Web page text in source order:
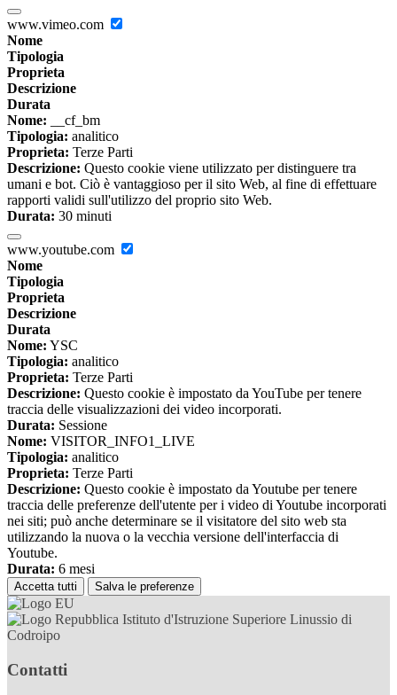
www.vimeo.com
Nome
Tipologia
Proprieta
Descrizione
Durata
Nome: __cf_bm
Tipologia: analitico
Proprieta: Terze Parti
Descrizione: Questo cookie viene utilizzato per distinguere tra
umani e bot. Ciò è vantaggioso per il sito Web, al fine di effettuare
rapporti validi sull'utilizzo del proprio sito Web.
Durata: 30 minuti
www.youtube.com
Nome
Tipologia
Proprieta
Descrizione
Durata
Nome: YSC
Tipologia: analitico
Proprieta: Terze Parti
Descrizione: Questo cookie è impostato da YouTube per tenere
traccia delle visualizzazioni dei video incorporati.
Durata: Sessione
Nome: VISITOR_INFO1_LIVE
Tipologia: analitico
Proprieta: Terze Parti
Descrizione: Questo cookie è impostato da Youtube per tenere
traccia delle preferenze dell'utente per i video di Youtube incorporati
nei siti; può anche determinare se il visitatore del sito web sta
utilizzando la nuova o la vecchia versione dell'interfaccia di
Youtube.
Durata: 6 mesi
Accetta tutti Salva le preferenze
Istituto d'Istruzione Superiore Linussio di
Codroipo
Contatti